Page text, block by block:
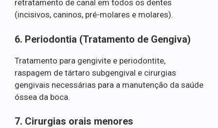
retratamento de canal em todos os dentes
(incisivos, caninos, pré-molares e molares).
6. Periodontia (Tratamento de Gengiva)
Tratamento para gengivite e periodontite,
raspagem de tártaro subgengival e cirurgias
gengivais necessárias para a manutenção da saúde
óssea da boca.
7. Cirurgias orais menores